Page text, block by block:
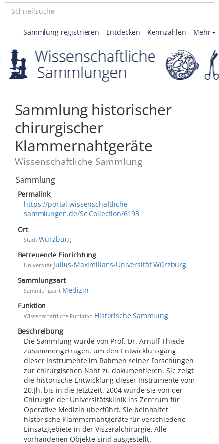
Mehr
Kennzahlen
Entdecken
Sammlung registrieren
Sammlung historischer
chirurgischer
Klammernahtgeräte
Wissenschaftliche Sammlung
Sammlung
Permalink
https://portal.wissenschaftliche-
sammlungen.de/SciCollection/6193
Ort
Stadt Würzburg
Betreuende Einrichtung
Universität Julius-Maximilians-Universität Würzburg
Sammlungsart
Sammlungsart Medizin
Funktion
Wissenschaftliche Funktion Historische Sammlung
Beschreibung
Die Sammlung wurde von Prof. Dr. Arnulf Thiede
zusammengetragen, um den Entwicklunsgang
dieser Instrumente im Rahmen seiner Forschungen
zur chirurgischen Naht zu dokumentieren. Sie zeigt
die historische Entwicklung dieser Instrumente vom
20.Jh. bis in die Jetztzeit. 2004 wurde sie von der
Chirurgie der Universitätsklinik ins Zentrum für
Operative Medizin überführt. Sie beinhaltet
historische Klammernahtgeräte für verschiedene
Einsatzgebiete in der Viszeralchirurgie. Alle
vorhandenen Objekte sind ausgestellt.